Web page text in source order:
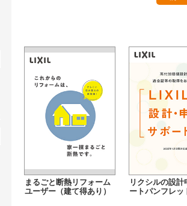
まるごと断熱リフォーム
ユーザー（建て得あり）
リクシルの設計
ートパンフレッ